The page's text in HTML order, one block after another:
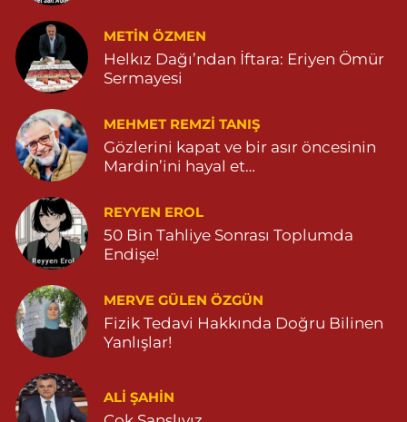
METIN ÖZMEN
Helkız Dağı’ndan İftara: Eriyen Ömür
Sermayesi
MEHMET REMZI TANIŞ
Gözlerini kapat ve bir asır öncesinin
Mardin’ini hayal et…
REYYEN EROL
50 Bin Tahliye Sonrası Toplumda
Endişe!
MERVE GÜLEN ÖZGÜN
Fizik Tedavi Hakkında Doğru Bilinen
Yanlışlar!
ALI ŞAHİN